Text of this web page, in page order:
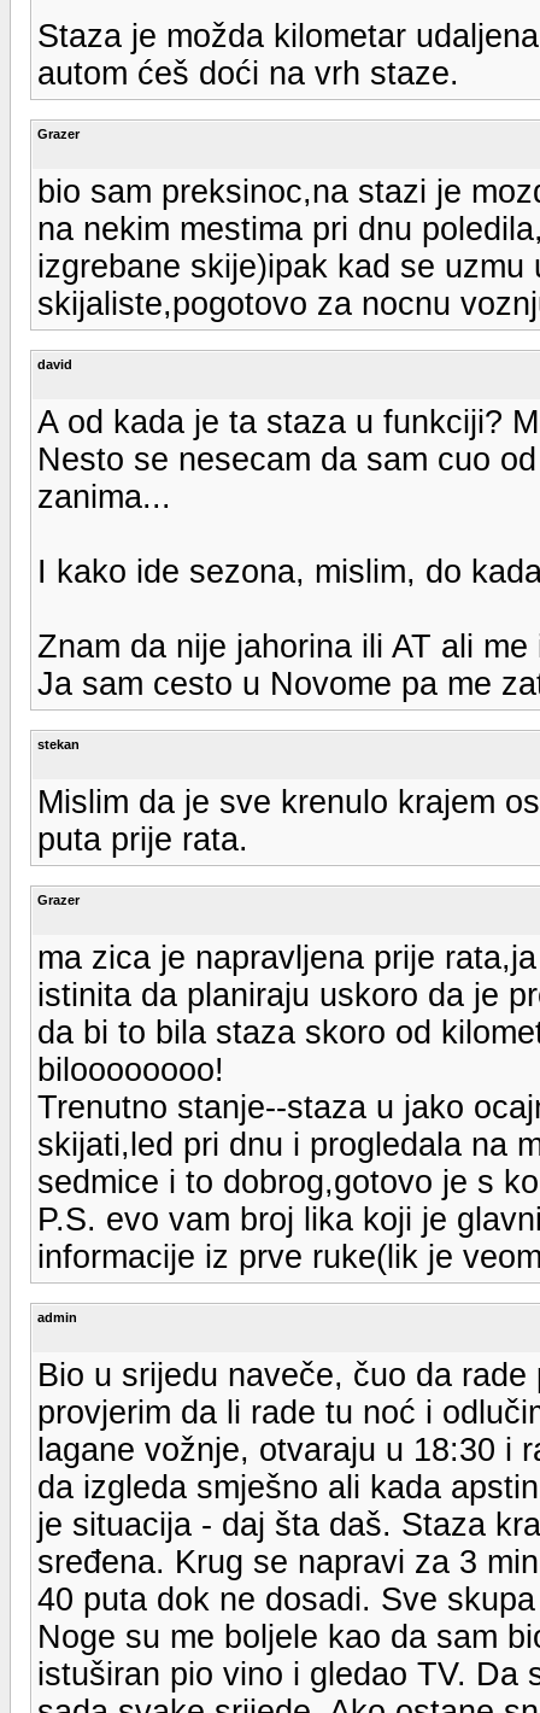
Staza je možda kilometar
autom ćeš doći na vrh staze.
Grazer
bio sam preksinoc,na stazi je
na nekim mestima pri dnu
izgrebane skije)ipak kad se
skijaliste,pogotovo za nocnu
david
A od kada je ta staza u funkciji?
Nesto se nesecam da sam cuo
zanima...
I kako ide sezona, mislim, do
Znam da nije jahorina ili AT ali
Ja sam cesto u Novome pa me
stekan
Mislim da je sve krenulo krajem
puta prije rata.
Grazer
ma zica je napravljena prije
istinita da planiraju uskoro da je
da bi to bila staza skoro od
biloooooooo!
Trenutno stanje--staza u jako
skijati,led pri dnu i progledala na
sedmice i to dobrog,gotovo je s
P.S. evo vam broj lika koji je
informacije iz prve ruke(lik je
admin
Bio u srijedu naveče, čuo da
provjerim da li rade tu noć i
lagane vožnje, otvaraju u 18:30 i
da izgleda smješno ali kada
je situacija - daj šta daš. Staza
sređena. Krug se napravi za 3
40 puta dok ne dosadi. Sve
Noge su me boljele kao da sam
istuširan pio vino i gledao TV. Da